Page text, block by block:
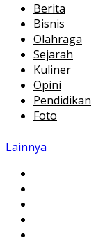
Berita
Bisnis
Olahraga
Sejarah
Kuliner
Opini
Pendidikan
Foto
Lainnya